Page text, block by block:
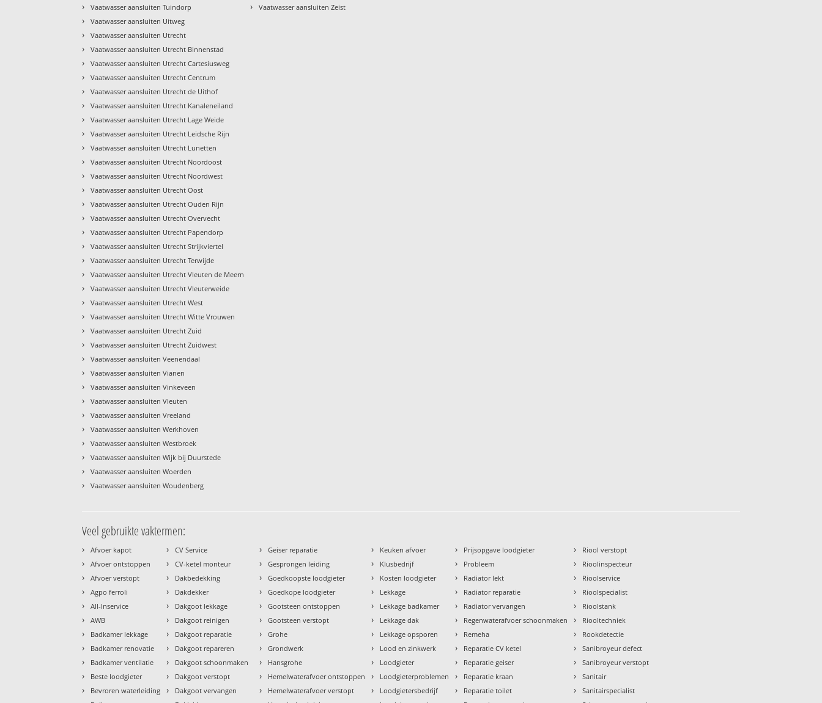
› Vaatwasser aansluiten Tuindorp
› Vaatwasser aansluiten Uitweg
› Vaatwasser aansluiten Utrecht
› Vaatwasser aansluiten Utrecht Binnenstad
› Vaatwasser aansluiten Utrecht Cartesiusweg
› Vaatwasser aansluiten Utrecht Centrum
› Vaatwasser aansluiten Utrecht de Uithof
› Vaatwasser aansluiten Utrecht Kanaleneiland
› Vaatwasser aansluiten Utrecht Lage Weide
› Vaatwasser aansluiten Utrecht Leidsche Rijn
› Vaatwasser aansluiten Utrecht Lunetten
› Vaatwasser aansluiten Utrecht Noordoost
› Vaatwasser aansluiten Utrecht Noordwest
› Vaatwasser aansluiten Utrecht Oost
› Vaatwasser aansluiten Utrecht Ouden Rijn
› Vaatwasser aansluiten Utrecht Overvecht
› Vaatwasser aansluiten Utrecht Papendorp
› Vaatwasser aansluiten Utrecht Strijkviertel
› Vaatwasser aansluiten Utrecht Terwijde
› Vaatwasser aansluiten Utrecht Vleuten de Meern
› Vaatwasser aansluiten Utrecht Vleuterweide
› Vaatwasser aansluiten Utrecht West
› Vaatwasser aansluiten Utrecht Witte Vrouwen
› Vaatwasser aansluiten Utrecht Zuid
› Vaatwasser aansluiten Utrecht Zuidwest
› Vaatwasser aansluiten Veenendaal
› Vaatwasser aansluiten Vianen
› Vaatwasser aansluiten Vinkeveen
› Vaatwasser aansluiten Vleuten
› Vaatwasser aansluiten Vreeland
› Vaatwasser aansluiten Werkhoven
› Vaatwasser aansluiten Westbroek
› Vaatwasser aansluiten Wijk bij Duurstede
› Vaatwasser aansluiten Woerden
› Vaatwasser aansluiten Woudenberg
› Vaatwasser aansluiten Zeist
Veel gebruikte vaktermen:
› Afvoer kapot
› Afvoer ontstoppen
› Afvoer verstopt
› Agpo ferroli
› All-Inservice
› AWB
› Badkamer lekkage
› Badkamer renovatie
› Badkamer ventilatie
› Beste loodgieter
› Bevroren waterleiding
› CV Service
› CV-ketel monteur
› Dakbedekking
› Dakdekker
› Dakgoot lekkage
› Dakgoot reinigen
› Dakgoot reparatie
› Dakgoot repareren
› Dakgoot schoonmaken
› Dakgoot verstopt
› Dakgoot vervangen
› Geiser reparatie
› Gesprongen leiding
› Goedkoopste loodgieter
› Goedkope loodgieter
› Gootsteen ontstoppen
› Gootsteen verstopt
› Grohe
› Grondwerk
› Hansgrohe
› Hemelwaterafvoer ontstoppen
› Hemelwaterafvoer verstopt
› Keuken afvoer
› Klusbedrijf
› Kosten loodgieter
› Lekkage
› Lekkage badkamer
› Lekkage dak
› Lekkage opsporen
› Lood en zinkwerk
› Loodgieter
› Loodgieterproblemen
› Loodgietersbedrijf
› Prijsopgave loodgieter
› Probleem
› Radiator lekt
› Radiator reparatie
› Radiator vervangen
› Regenwaterafvoer schoonmaken
› Remeha
› Reparatie CV ketel
› Reparatie geiser
› Reparatie kraan
› Reparatie toilet
› Riool verstopt
› Rioolinspecteur
› Rioolservice
› Rioolspecialist
› Rioolstank
› Riooltechniek
› Rookdetectie
› Sanibroyeur defect
› Sanibroyeur verstopt
› Sanitair
› Sanitairspecialist